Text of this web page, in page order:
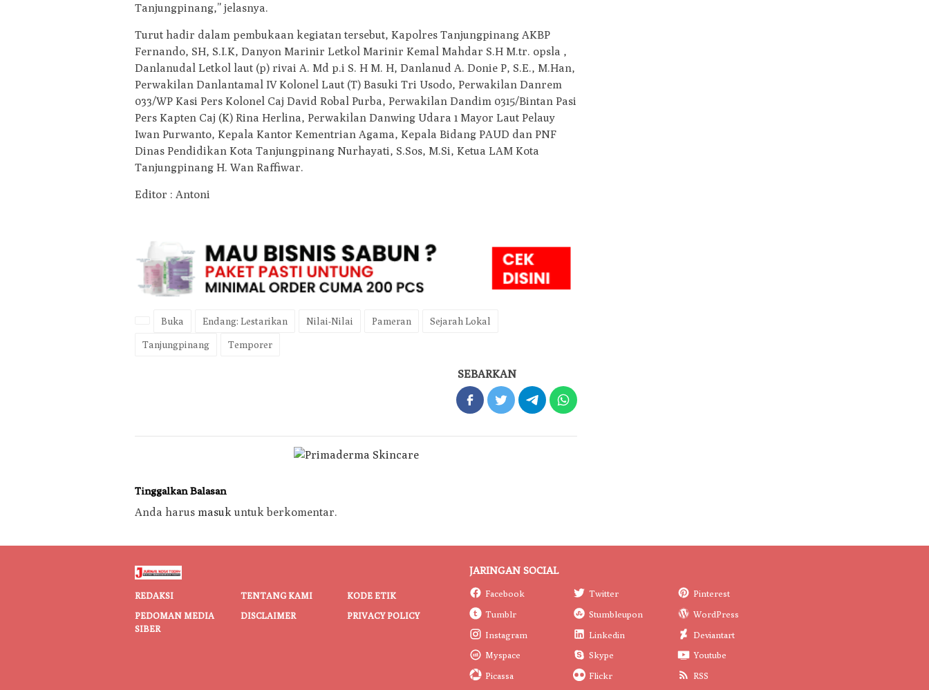
Tanjungpinang,” jelasnya.
Turut hadir dalam pembukaan kegiatan tersebut, Kapolres Tanjungpinang AKBP
Fernando, SH, S.I.K, Danyon Marinir Letkol Marinir Kemal Mahdar S.H M.tr. opsla ,
Danlanudal Letkol laut (p) rivai A. Md p.i S. H M. H, Danlanud A. Donie P, S.E., M.Han,
Perwakilan Danlantamal IV Kolonel Laut (T) Basuki Tri Usodo, Perwakilan Danrem
033/WP Kasi Pers Kolonel Caj David Robal Purba, Perwakilan Dandim 0315/Bintan Pasi
Pers Kapten Caj (K) Rina Herlina, Perwakilan Danwing Udara 1 Mayor Laut Pelauy
Iwan Purwanto, Kepala Kantor Kementrian Agama, Kepala Bidang PAUD dan PNF
Dinas Pendidikan Kota Tanjungpinang Nurhayati, S.Sos, M.Si, Ketua LAM Kota
Tanjungpinang H. Wan Raffiwar.
Editor : Antoni
Buka Endang: Lestarikan Nilai-Nilai Pameran Sejarah Lokal
Tanjungpinang Temporer
SEBARKAN
Tinggalkan Balasan
Anda harus masuk untuk berkomentar.
REDAKSI TENTANG KAMI
KODE ETIK
PEDOMAN MEDIA
SIBER
DISCLAIMER PRIVACY POLICY
JARINGAN SOCIAL
Facebook Twitter
Pinterest
Tumblr
Stumbleupon
WordPress
Instagram
Linkedin
Deviantart
Myspace
Skype
Youtube
Picassa
Flickr RSS